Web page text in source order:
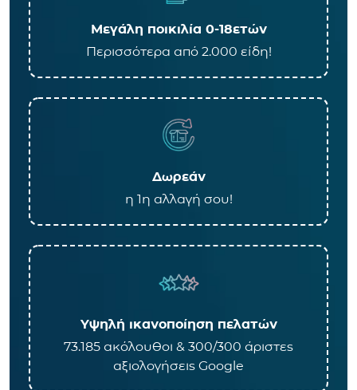
Μεγάλη ποικιλία 0-18ετών
Περισσότερα από 2.000 είδη!
Δωρεάν
η 1η αλλαγή σου!
Υψηλή ικανοποίηση πελατών
73.185 ακόλουθοι & 300/300 άριστες
αξιολογήσεις Google